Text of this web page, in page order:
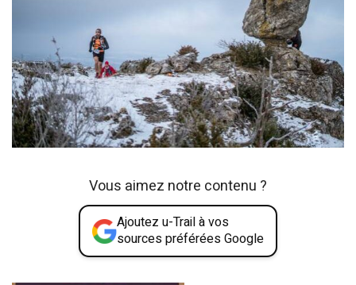
Vous aimez notre contenu ?
Ajoutez u-Trail à vos
sources préférées Google